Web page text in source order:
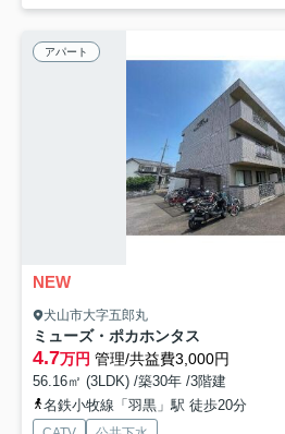
アパート
NEW
犬山市大字五郎丸
ミューズ・ポカホンタス
4.7万円 管理/共益費3,000円
56.16㎡ (3LDK) /築30年 /3階建
名鉄小牧線「羽黒」駅 徒歩20分